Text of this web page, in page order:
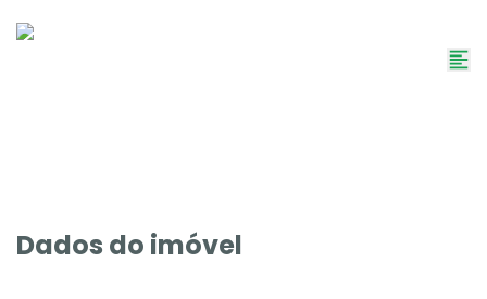
Dados do imóvel